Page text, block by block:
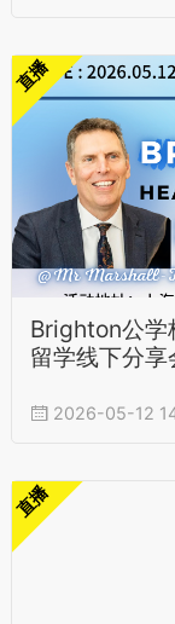
直播
Brighton公学
留学线下分
2026-05-12
直播